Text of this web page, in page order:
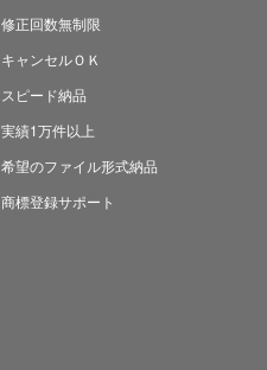
修正回数無制限
キャンセルＯＫ
スピード納品
実績1万件以上
希望のファイル形式納品
商標登録サポート